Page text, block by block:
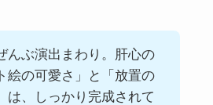
んぶ演出まわり。肝心の
絵の可愛さ」と「放置の
は、しっかり完成されて